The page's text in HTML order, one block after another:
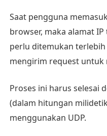
Saat pengguna
browser, maka alamat
perlu ditemukan
mengirim request untuk
Proses ini harus selesai
(dalam hitungan
menggunakan UDP.